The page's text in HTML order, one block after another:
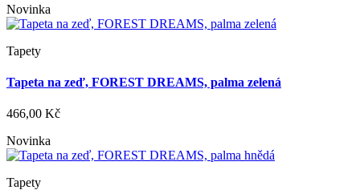
Novinka
Tapety
Tapeta na zeď, FOREST DREAMS, palma zelená
466,00 Kč
Novinka
Tapety